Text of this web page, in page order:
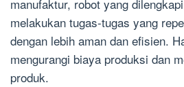
manufaktur, robot yang
melakukan tugas-tugas yang
dengan lebih aman dan efisien.
mengurangi biaya produksi dan
produk.